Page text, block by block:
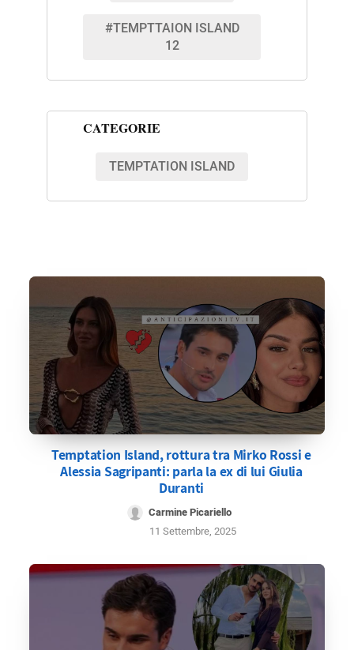
#TEMPTTAION ISLAND
12
CATEGORIE
TEMPTATION ISLAND
Temptation Island, rottura tra Mirko Rossi e
Alessia Sagripanti: parla la ex di lui Giulia
Duranti
Carmine Picariello
11 Settembre, 2025